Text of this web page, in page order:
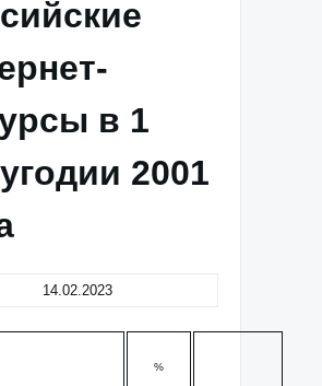
в 1
2001
14.02.2023
%